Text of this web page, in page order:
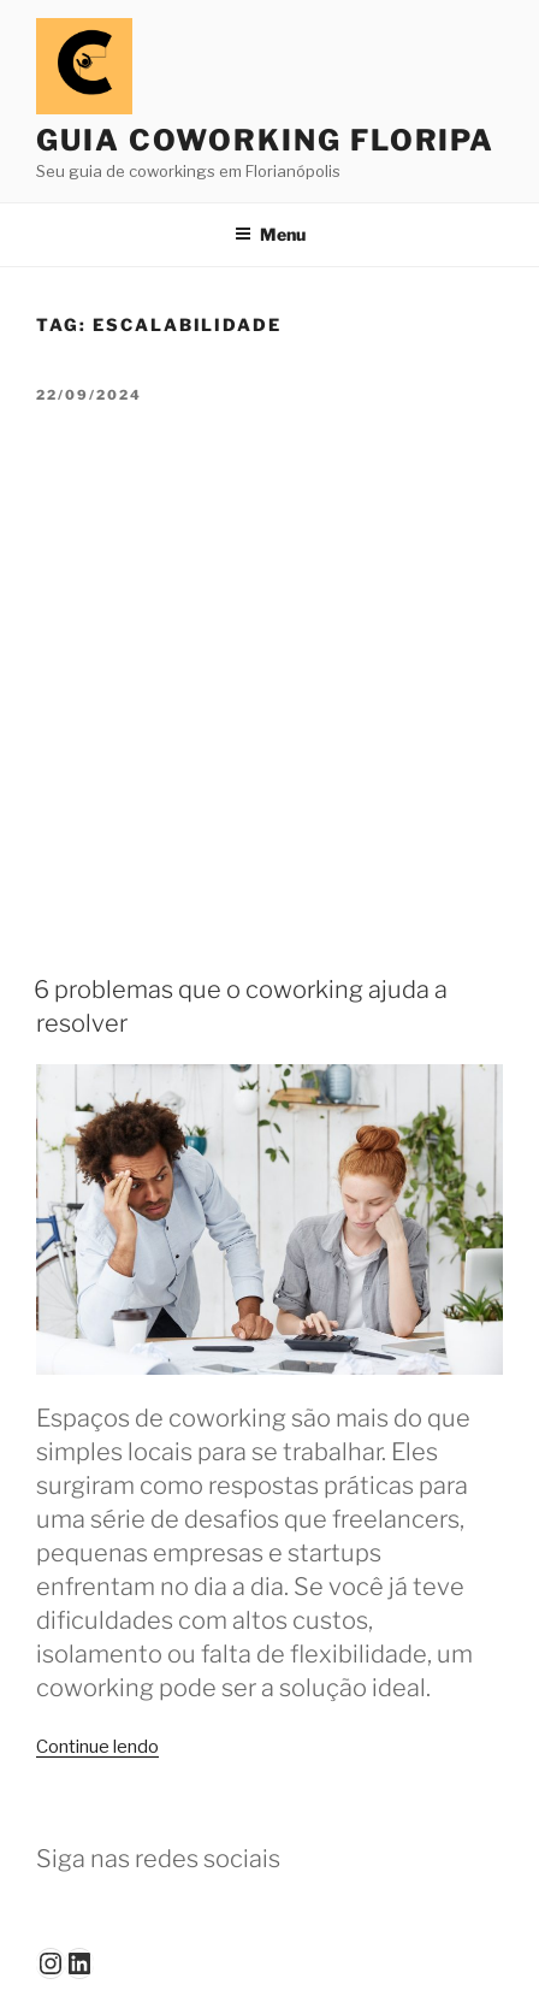
Pular
conteúdo
GUIA COWORKING FLORIPA
Seu guia de coworkings em Florianópolis
Menu
TAG: ESCALABILIDADE
PUBLICADO
22/09/2024
6 problemas que o coworking ajuda a
resolver
Espaços de coworking são mais do que
simples locais para se trabalhar. Eles
surgiram como respostas práticas para
uma série de desafios que freelancers,
pequenas empresas e startups
enfrentam no dia a dia. Se você já teve
dificuldades com altos custos,
isolamento ou falta de flexibilidade, um
coworking pode ser a solução ideal.
Continue lendo
coworking
Siga nas redes sociais
Instagram
LinkedIn